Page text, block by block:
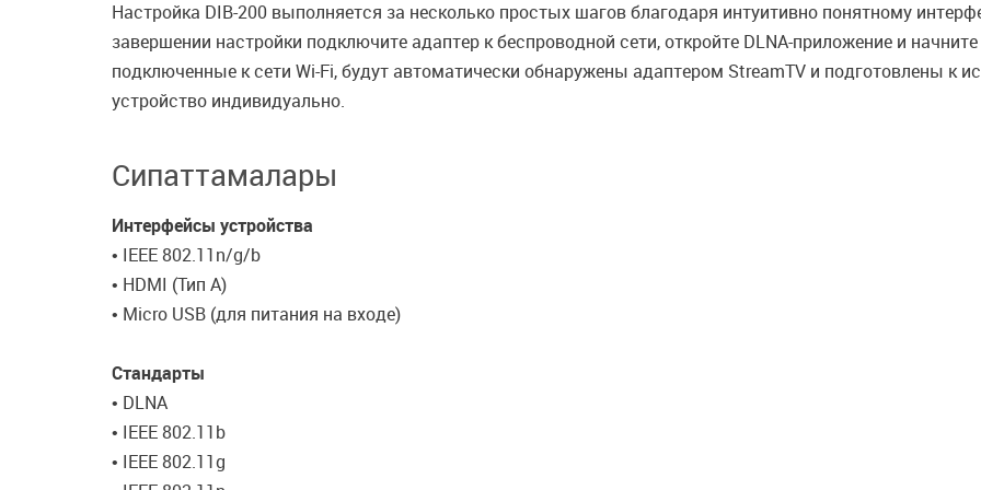
Настройка DIB-200 выполняется за несколько простых шагов благодаря интуитивно понятному
завершении настройки подключите адаптер к беспроводной сети, откройте DLNA-приложение и
подключенные к сети Wi-Fi, будут автоматически обнаружены адаптером StreamTV и подготовлены к
устройство индивидуально.
Сипаттамалары
Интерфейсы устройства
• IEEE 802.11n/g/b
• HDMI (Тип A)
• Micro USB (для питания на входе)
Стандарты
• DLNA
• IEEE 802.11b
• IEEE 802.11g